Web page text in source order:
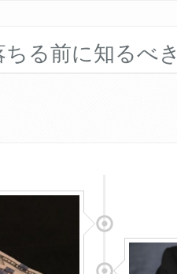
る前に知るべ